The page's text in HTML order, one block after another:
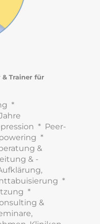
Trainer für
*
* Peer-
*
&
& -
*
*
&